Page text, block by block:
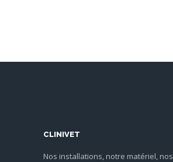
CLINIVET
Nos installations, notre matériel, nos